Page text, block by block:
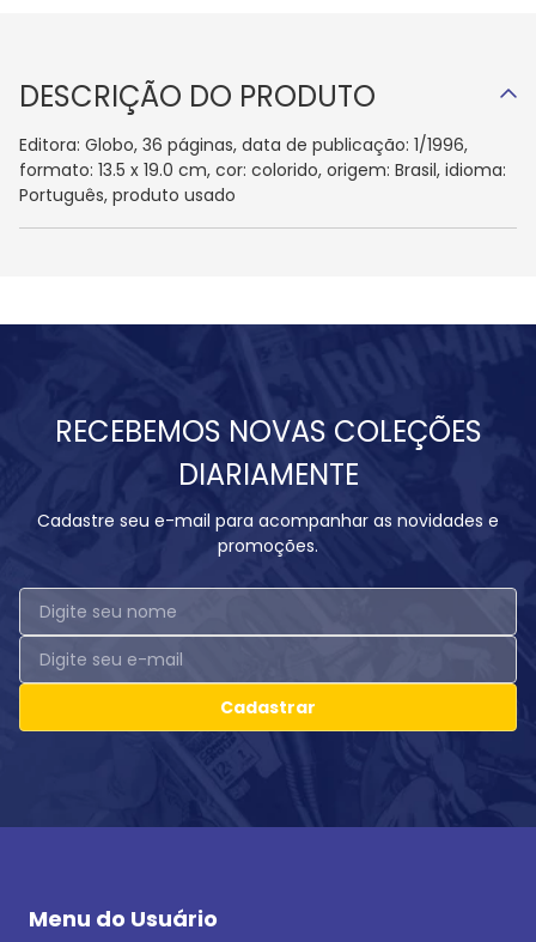
DESCRIÇÃO DO PRODUTO
Editora: Globo, 36 páginas, data de publicação: 1/1996,
formato: 13.5 x 19.0 cm, cor: colorido, origem: Brasil, idioma:
Português, produto usado
RECEBEMOS NOVAS COLEÇÕES
DIARIAMENTE
Cadastre seu e-mail para acompanhar as novidades e
promoções.
Cadastrar
Menu do Usuário